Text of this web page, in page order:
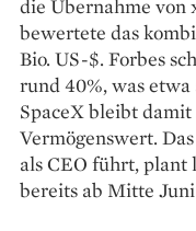
die Übernahme von
bewertete das
Bio. US-$. Forbes
rund 40%, was
SpaceX bleibt
Vermögenswert.
als CEO führt, plant
bereits ab Mitte